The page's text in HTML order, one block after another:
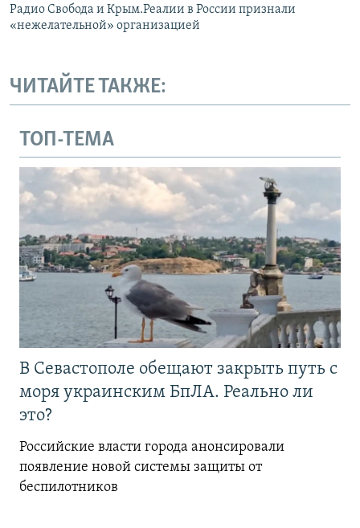
Радио Свобода и Крым.Реалии в России признали
«нежелательной» организацией
ЧИТАЙТЕ ТАКЖЕ:
ТОП-ТЕМА
В Севастополе обещают закрыть путь с
моря украинским БпЛА. Реально ли
это?
Российские власти города анонсировали
появление новой системы защиты от
беспилотников